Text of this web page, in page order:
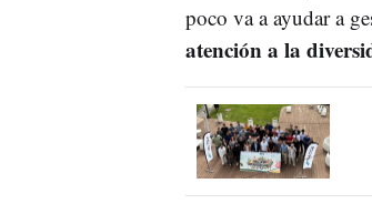
poco va a ayudar a
atención a la